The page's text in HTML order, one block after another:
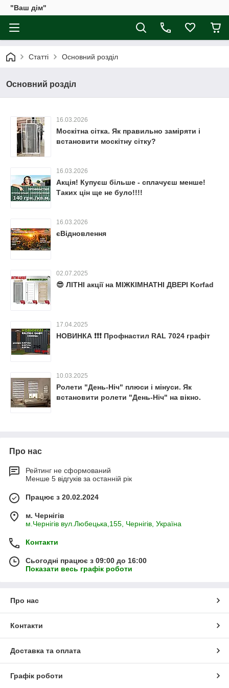
"Ваш дім"
Статті Основний розділ
Основний розділ
16.03.2026
Москітна сітка. Як правильно заміряти і
встановити москітну сітку?
16.03.2026
Акція! Купуєш більше - сплачуєш менше!
Таких цін ще не було!!!!
16.03.2026
єВідновлення
02.07.2025
😎 ЛІТНІ акції на МІЖКІМНАТНІ ДВЕРІ Korfad
17.04.2025
НОВИНКА ❗️❗️❗️ Профнастил RAL 7024 графіт
10.03.2025
Ролети "День-Ніч" плюси і мінуси. Як
встановити ролети "День-Ніч" на вікно.
Про нас
Рейтинг не сформований
Менше 5 відгуків за останній рік
Працює з 20.02.2024
м. Чернігів
м.Чернігів вул.Любецька,155, Чернігів, Україна
Контакти
Сьогодні працює з 09:00 до 16:00
Показати весь графік роботи
Про нас
Контакти
Доставка та оплата
Графік роботи